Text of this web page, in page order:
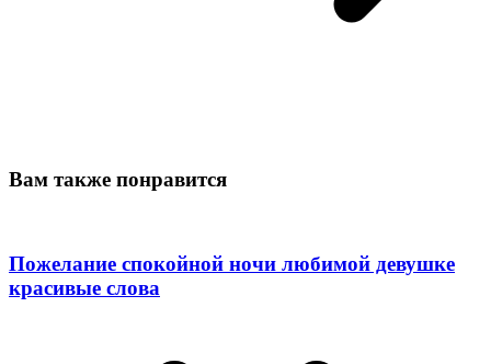
Вам также понравится
Пожелание спокойной ночи любимой девушке
красивые слова